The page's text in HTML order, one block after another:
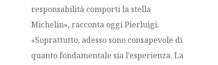
responsabilità comporti la stella
Michelin», racconta oggi Pierluigi.
«Soprattutto, adesso sono consapevole di
quanto fondamentale sia l’esperienza. La